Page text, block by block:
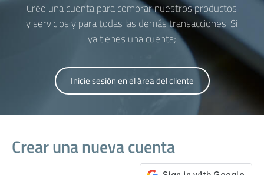
Cree una cuenta para comprar nuestros productos
y servicios y para todas las demás transacciones. Si
ya tienes una cuenta;
Inicie sesión en el área del cliente
Crear una nueva cuenta